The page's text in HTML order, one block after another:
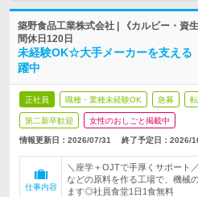
築野食品工業株式会社 | 《カルビー・資
間休日120日
未経験OK☆大手メーカーを支える
躍中
正社員 職種・業種未経験OK 急募
第二新卒歓迎 女性のおしごと掲載中
情報更新日：2026/07/31 終了予定日： 2026/
仕事内容
＼座学＋OJTで手厚くサポート
などの原料を作る工場で、機械
ます◎社員食堂1日1食無料